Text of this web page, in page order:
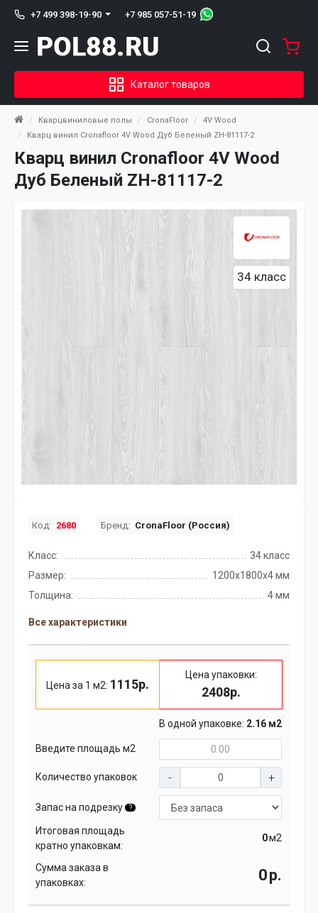
+7 499 398-19-90 +7 985 057-51-19
Каталог товаров
Кварцвиниловые полы CronaFloor
4V Wood
Кварц винил Cronafloor 4V Wood Дуб Беленый ZH-81117-2
Кварц винил Cronafloor 4V Wood
Дуб Беленый ZH-81117-2
34 класс
Код: 2680 Бренд: CronaFloor (Россия)
Класс:
34 класс
Размер:
1200х1800х4 мм
Толщина:
4 мм
Все характеристики
Цена за 1 м2: 1115р.
Цена упаковки:
2408р.
В одной упаковке: 2.16 м2
Введите площадь м2
Количество упаковок
Запас на подрезку ?
Итоговая площадь
кратно упаковкам:
м2
Сумма заказа в
упаковках:
р.